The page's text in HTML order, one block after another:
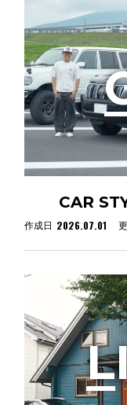
CAR
作成日 2026.07.01
L